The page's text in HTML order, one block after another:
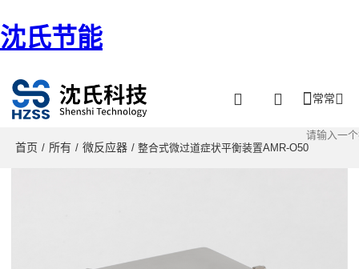
沈氏节能
常常
首页 / 所有 / 微反应器 / 整合式微过道症状平衡装置AMR-O50